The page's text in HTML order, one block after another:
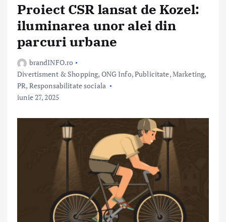
Proiect CSR lansat de Kozel:
iluminarea unor alei din
parcuri urbane
brandINFO.ro
Divertisment & Shopping, ONG Info,Publicitate, Marketing,
PR, Responsabilitate sociala
iunie 27, 2025